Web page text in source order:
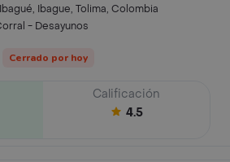
Ibague, Tolima, Colombia
- Desayunos
Cerrado por hoy
Calificación
4.5